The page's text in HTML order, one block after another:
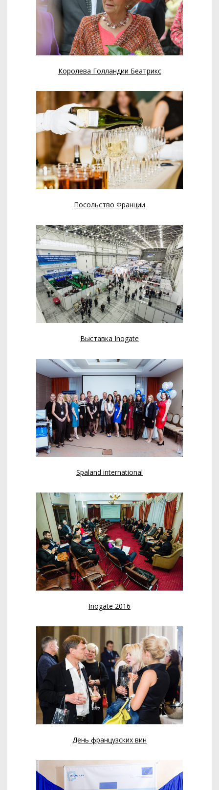
Королева Голландии Беатрикс
Посольство Франции
Выставка Inogate
Spaland international
Inogate 2016
День французских вин